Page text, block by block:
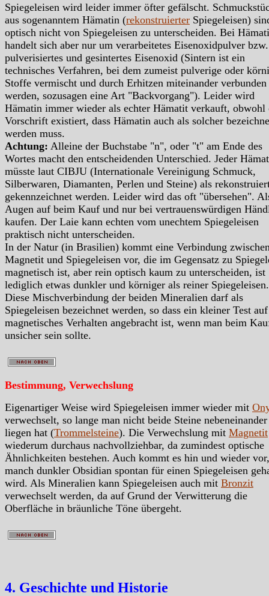
Spiegeleisen wird leider immer öfter gefälscht.
aus sogenanntem Hämatin (rekonstruierter Spiegeleisen)
optisch nicht von Spiegeleisen zu unterscheiden. Bei
handelt sich aber nur um verarbeitetes Eisenoxidpulver
pulverisiertes und gesintertes Eisenoxid (Sintern ist ein
technisches Verfahren, bei dem zumeist pulverige oder
Stoffe vermischt und durch Erhitzen miteinander verbunden
werden, sozusagen eine Art "Backvorgang"). Leider wird
Hämatin immer wieder als echter Hämatit verkauft, obwohl
Vorschrift existiert, dass Hämatin auch als solcher
werden muss.
Achtung: Alleine der Buchstabe "n", oder "t" am Ende des
Wortes macht den entscheidenden Unterschied. Jeder
müsste laut CIBJU (Internationale Vereinigung Schmuck,
Silberwaren, Diamanten, Perlen und Steine) als
gekennzeichnet werden. Leider wird das oft "übersehen".
Augen auf beim Kauf und nur bei vertrauenswürdigen
kaufen. Der Laie kann echten vom unechtem Spiegeleisen
praktisch nicht unterscheiden.
In der Natur (in Brasilien) kommt eine Verbindung
Magnetit und Spiegeleisen vor, die im Gegensatz zu
magnetisch ist, aber rein optisch kaum zu unterscheiden, ist
lediglich etwas dunkler und körniger als reiner Spiegeleisen.
Diese Mischverbindung der beiden Mineralien darf als
Spiegeleisen bezeichnet werden, so dass ein kleiner Test auf
magnetisches Verhalten angebracht ist, wenn man beim
unsicher sein sollte.
Bestimmung, Verwechslung
Eigenartiger Weise wird Spiegeleisen immer wieder mit
verwechselt, so lange man nicht beide Steine nebeneinander
liegen hat (Trommelsteine). Die Verwechslung mit Magnetit
wiederum durchaus nachvollziehbar, da zumindest optische
Ähnlichkeiten bestehen. Auch kommt es hin und wieder
manch dunkler Obsidian spontan für einen Spiegeleisen
wird. Als Mineralien kann Spiegeleisen auch mit Bronzit
verwechselt werden, da auf Grund der Verwitterung die
Oberfläche in bräunliche Töne übergeht.
4. Geschichte und Historie